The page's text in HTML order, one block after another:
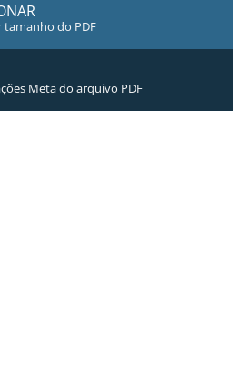
tamanho do PDF
Meta do arquivo PDF